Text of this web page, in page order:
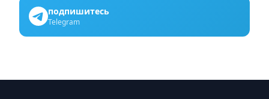
подпишитесь
Telegram